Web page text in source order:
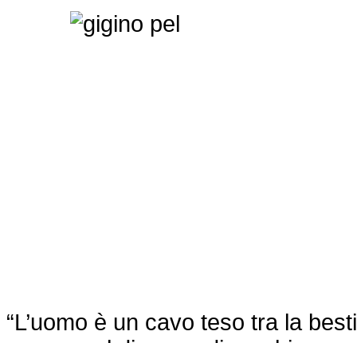
“L’uomo è un cavo teso tra la